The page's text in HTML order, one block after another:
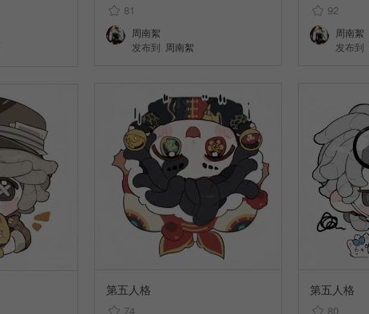
81
周南絮
发布到 周南絮
92
周南絮
发布到
第五人格
74
第五人格
80